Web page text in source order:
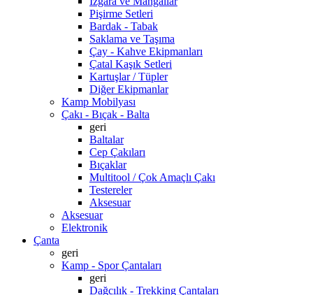
Pişirme Setleri
Bardak - Tabak
Saklama ve Taşıma
Çay - Kahve Ekipmanları
Çatal Kaşık Setleri
Kartuşlar / Tüpler
Diğer Ekipmanlar
Kamp Mobilyası
Çakı - Bıçak - Balta
geri
Baltalar
Cep Çakıları
Bıçaklar
Multitool / Çok Amaçlı Çakı
Testereler
Aksesuar
Aksesuar
Elektronik
Çanta
geri
Kamp - Spor Çantaları
geri
Dağcılık - Trekking Çantaları